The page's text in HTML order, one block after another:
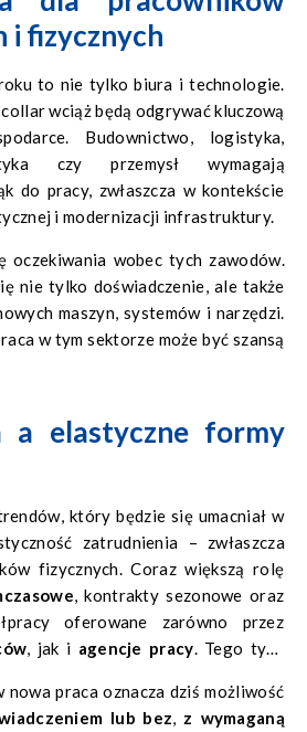
i fizycznych
to nie tylko biura i technologie.
wciąż będą odgrywać kluczową
Budownictwo, logistyka,
czy przemysł wymagają
do pracy, zwłaszcza w kontekście
i modernizacji infrastruktury.
oczekiwania wobec tych zawodów.
nie tylko doświadczenie, ale także
maszyn, systemów i narzędzi.
w tym sektorze może być szansą
a elastyczne formy
który będzie się umacniał w
zatrudnienia – zwłaszcza
fizycznych. Coraz większą rolę
, kontrakty sezonowe oraz
oferowane zarówno przez
, jak i agencje pracy . Tego typu
i zdobywać doświadczenie w
praca oznacza dziś możliwość
lub bez
z wymaganą